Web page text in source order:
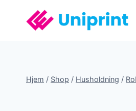
Hjem / Shop / Husholdning /